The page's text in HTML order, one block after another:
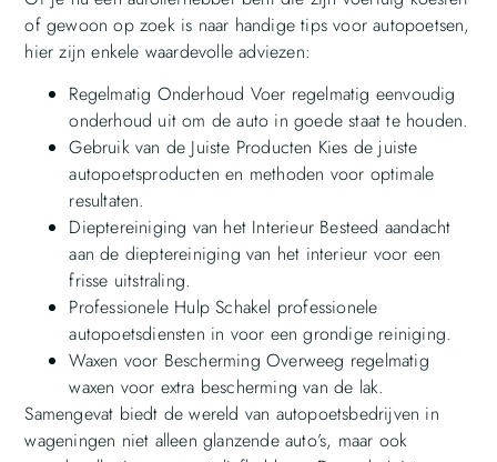
of gewoon op zoek is naar handige tips voor autopoetsen,
hier zijn enkele waardevolle adviezen:
Regelmatig Onderhoud Voer regelmatig eenvoudig
onderhoud uit om de auto in goede staat te houden.
Gebruik van de Juiste Producten Kies de juiste
autopoetsproducten en methoden voor optimale
resultaten.
Dieptereiniging van het Interieur Besteed aandacht
aan de dieptereiniging van het interieur voor een
frisse uitstraling.
Professionele Hulp Schakel professionele
autopoetsdiensten in voor een grondige reiniging.
Waxen voor Bescherming Overweeg regelmatig
waxen voor extra bescherming van de lak.
Samengevat biedt de wereld van autopoetsbedrijven in
wageningen niet alleen glanzende auto’s, maar ook